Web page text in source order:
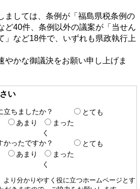
しては、条例が「福島県税条例の
ど40件、条例以外の議案が「当せん
」など18件で、いずれも県政執行上
かな御議決をお願い申し上げま
い
立ちましたか？
とても
あまり
まった
く
かったですか？
とても
あまり
まった
く
り分かりやすく役に立つホームページとす